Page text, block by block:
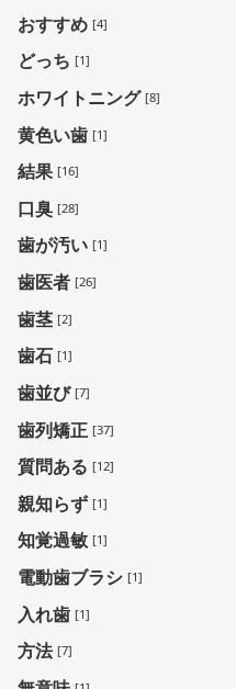
おすすめ [4]
どっち [1]
ホワイトニング [8]
黄色い歯 [1]
結果 [16]
口臭 [28]
歯が汚い [1]
歯医者 [26]
歯茎 [2]
歯石 [1]
歯並び [7]
歯列矯正 [37]
質問ある [12]
親知らず [1]
知覚過敏 [1]
電動歯ブラシ [1]
入れ歯 [1]
方法 [7]